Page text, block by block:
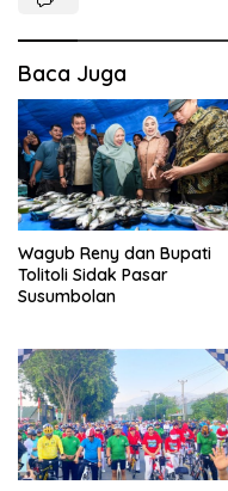
Baca Juga
Wagub Reny dan Bupati
Tolitoli Sidak Pasar
Susumbolan